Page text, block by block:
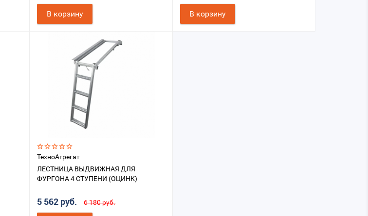
В корзину В корзину
ТехноАгрегат
ЛЕСТНИЦА ВЫДВИЖНАЯ ДЛЯ
ФУРГОНА 4 СТУПЕНИ (ОЦИНК)
5 562 руб. 6 180 руб.